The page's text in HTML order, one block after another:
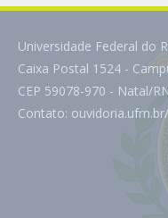
Universidade Federal do
Caixa Postal 1524 -
CEP 59078-970 - Natal/
Contato: